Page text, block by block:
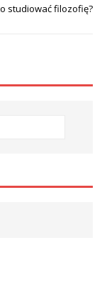
studiować filozofię?